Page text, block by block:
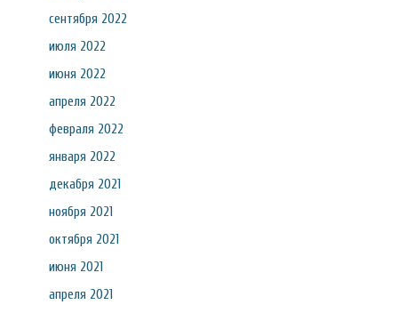
сентября 2022
июля 2022
июня 2022
апреля 2022
февраля 2022
января 2022
декабря 2021
ноября 2021
октября 2021
июня 2021
апреля 2021